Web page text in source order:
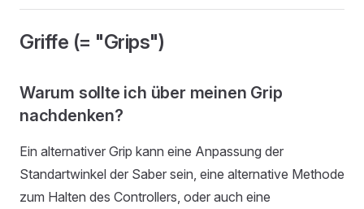
Griffe (= "Grips")
Warum sollte ich über meinen Grip
nachdenken?
Ein alternativer Grip kann eine Anpassung der
Standartwinkel der Saber sein, eine alternative Methode
zum Halten des Controllers, oder auch eine